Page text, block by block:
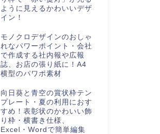
ように見えるかわいいデザ
イン！
モノクロデザインのおしゃ
れなパワーポイント・会社
で作成する社内報や広報
誌、お店の張り紙に！A4
横型のパワポ素材
向日葵と青空の賞状枠テン
プレート・夏の利用におす
すめ！表彰状のかわいい飾
り枠・横書き仕様、
Excel・Wordで簡単編集